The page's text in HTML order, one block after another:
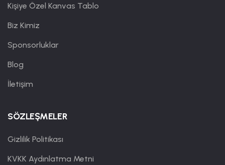
Kişiye Özel Kanvas Tablo
Biz Kimiz
Sponsorluklar
Blog
İletişim
SÖZLEŞMELER
Gizlilik Politikası
KVKK Aydınlatma Metni